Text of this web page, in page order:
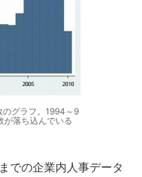
のグラフ。1994～9
落ち込んでいる
での企業内人事データ